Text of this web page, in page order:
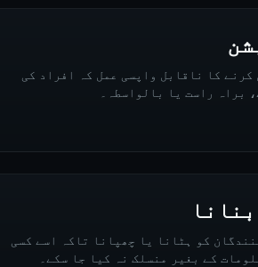
کرنے کا ناقابل واپسی عمل کہ افراد کی
براہ راست یا بالواسطہ۔
کو ہٹانا یا چھپانا تاکہ اسے کسی
کے بغیر منسلک نہ کیا جا سکے۔